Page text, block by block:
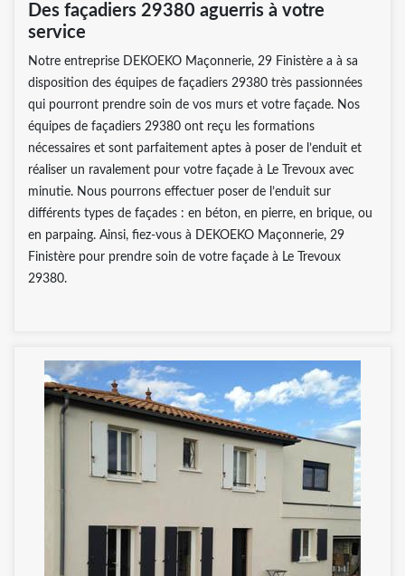
Des façadiers 29380 aguerris à votre
service
Notre entreprise DEKOEKO Maçonnerie, 29 Finistère a à sa
disposition des équipes de façadiers 29380 très passionnées
qui pourront prendre soin de vos murs et votre façade. Nos
équipes de façadiers 29380 ont reçu les formations
nécessaires et sont parfaitement aptes à poser de l’enduit et
réaliser un ravalement pour votre façade à Le Trevoux avec
minutie. Nous pourrons effectuer poser de l’enduit sur
différents types de façades : en béton, en pierre, en brique, ou
en parpaing. Ainsi, fiez-vous à DEKOEKO Maçonnerie, 29
Finistère pour prendre soin de votre façade à Le Trevoux
29380.